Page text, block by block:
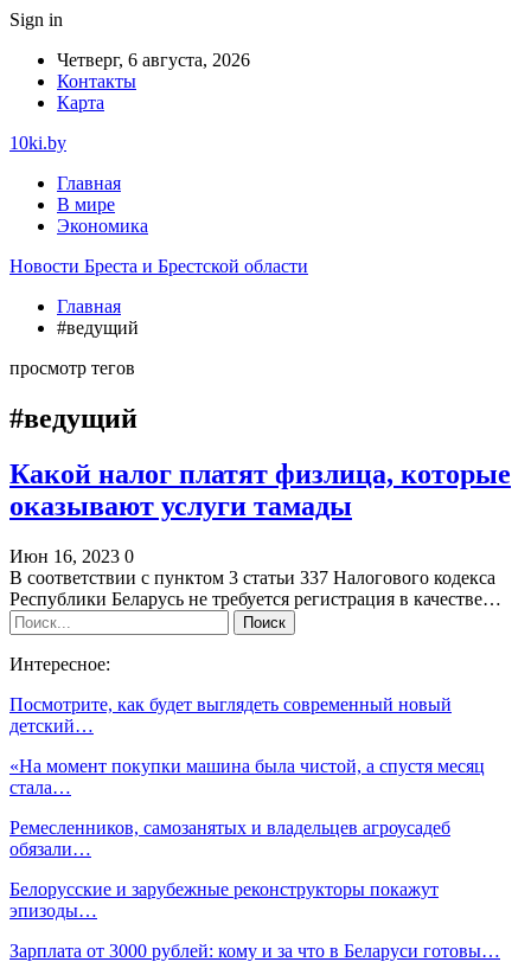
Sign in
Четверг, 6 августа, 2026
Контакты
Карта
10ki.by
Главная
В мире
Экономика
Новости Бреста и Брестской области
Главная
#ведущий
просмотр тегов
#ведущий
Какой налог платят физлица, которые
оказывают услуги тамады
Июн 16, 2023 0
В соответствии с пунктом 3 статьи 337 Налогового кодекса
Республики Беларусь не требуется регистрация в качестве…
Интересное:
Посмотрите, как будет выглядеть современный новый
детский…
«На момент покупки машина была чистой, а спустя месяц
стала…
Ремесленников, самозанятых и владельцев агроусадеб
обязали…
Белорусские и зарубежные реконструкторы покажут
эпизоды…
Зарплата от 3000 рублей: кому и за что в Беларуси готовы…